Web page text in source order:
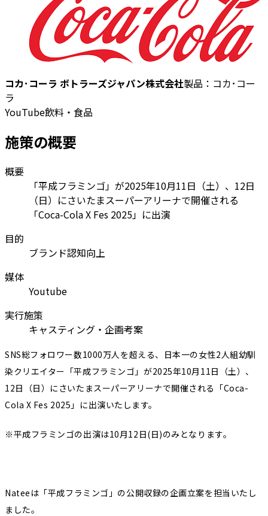
コカ･コーラ ボトラーズジャパン株式会社製品： コカ･コー
ラ
YouTube飲料・食品
施策の概要
概要
「平成フラミンゴ」が2025年10月11日（土）、12日
（日）にさいたまスーパーアリーナで開催される
「Coca-Cola X Fes 2025」に出演
目的
ブランド認知向上
媒体
Youtube
実行施策
キャスティング・企画考案
SNS総フォロワー数1000万人を超える、日本一の女性2人組幼馴
染クリエイター「平成フラミンゴ」が2025年10月11日（土）、
12日（日）にさいたまスーパーアリーナで開催される「Coca-
Cola X Fes 2025」に出演いたします。
※平成フラミンゴの出演は10月12日(日)のみとなります。
Nateeは「平成フラミンゴ」の公開収録の企画立案を担当いたし
ました。